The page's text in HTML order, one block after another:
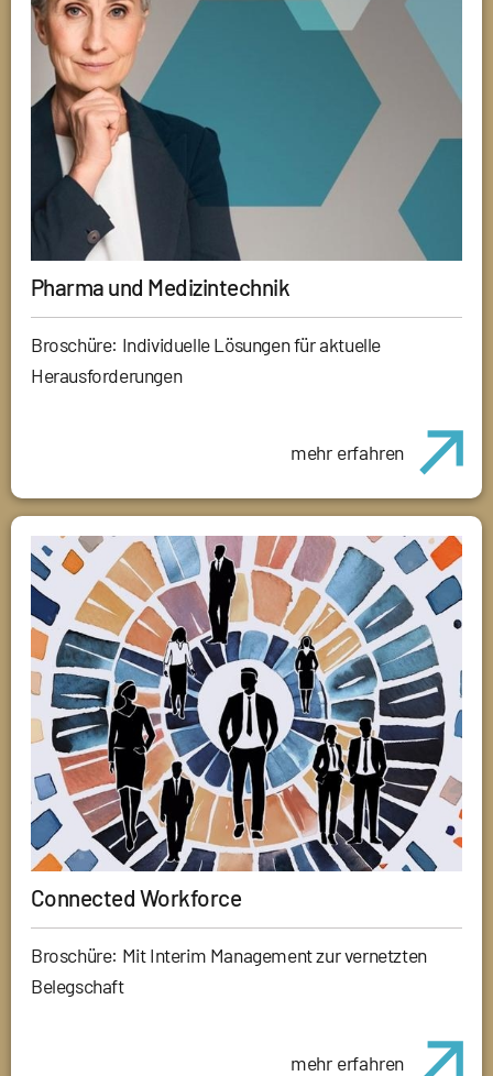
Pharma und Medizintechnik
Broschüre: Individuelle Lösungen für aktuelle
Herausforderungen
mehr erfahren
Connected Workforce
Broschüre: Mit Interim Management zur vernetzten
Belegschaft
mehr erfahren